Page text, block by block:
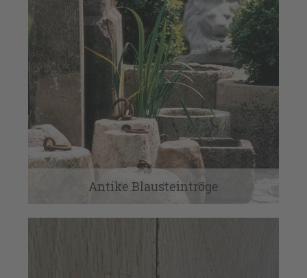
Antike Blausteintröge